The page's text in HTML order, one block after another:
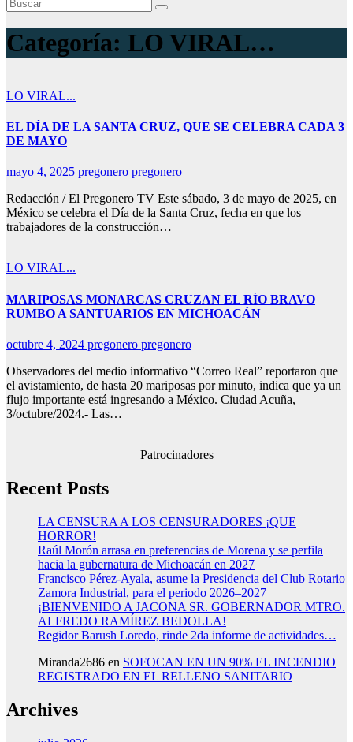
Categoría: LO VIRAL…
LO VIRAL...
EL DÍA DE LA SANTA CRUZ, QUE SE CELEBRA CADA 3
DE MAYO
mayo 4, 2025 pregonero pregonero
Redacción / El Pregonero TV Este sábado, 3 de mayo de 2025, en
México se celebra el Día de la Santa Cruz, fecha en que los
trabajadores de la construcción…
LO VIRAL...
MARIPOSAS MONARCAS CRUZAN EL RÍO BRAVO
RUMBO A SANTUARIOS EN MICHOACÁN
octubre 4, 2024 pregonero pregonero
Observadores del medio informativo “Correo Real” reportaron que
el avistamiento, de hasta 20 mariposas por minuto, indica que ya un
flujo importante está ingresando a México. Ciudad Acuña,
3/octubre/2024.- Las…
Patrocinadores
Recent Posts
LA CENSURA A LOS CENSURADORES ¡QUE
HORROR!
Raúl Morón arrasa en preferencias de Morena y se perfila
hacia la gubernatura de Michoacán en 2027
Francisco Pérez-Ayala, asume la Presidencia del Club Rotario
Zamora Industrial, para el periodo 2026–2027
¡BIENVENIDO A JACONA SR. GOBERNADOR MTRO.
ALFREDO RAMÍREZ BEDOLLA!
Regidor Barush Loredo, rinde 2da informe de actividades…
Miranda2686 en SOFOCAN EN UN 90% EL INCENDIO
REGISTRADO EN EL RELLENO SANITARIO
Archives